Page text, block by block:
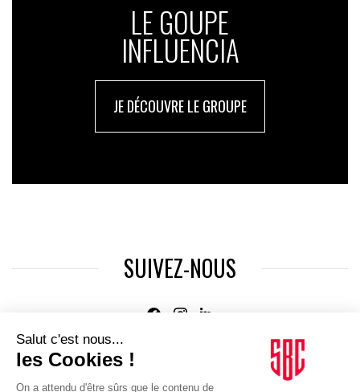
LE GOUPE
INFLUENCIA
JE DÉCOUVRE LE GROUPE
SUIVEZ-NOUS